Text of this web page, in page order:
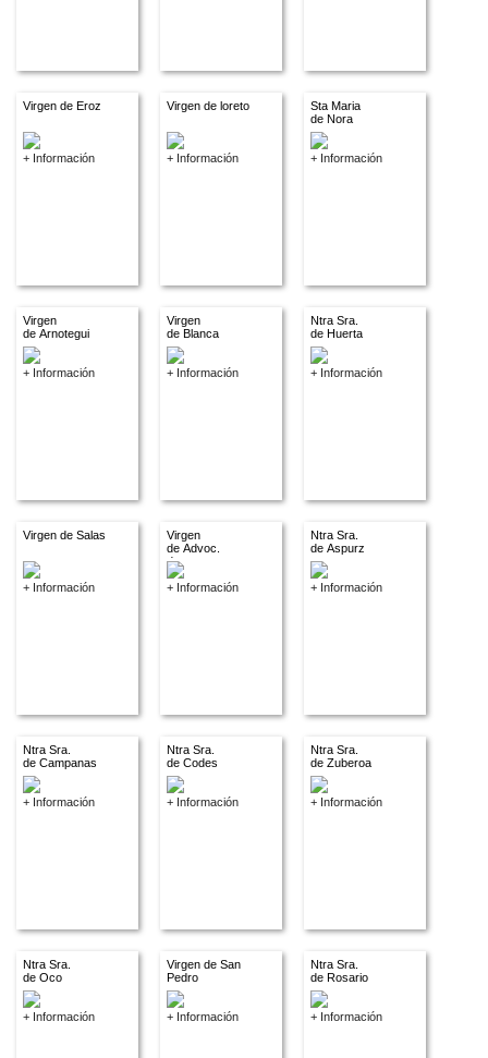
Virgen de Eroz
+ Información
Virgen de loreto
+ Información
Sta Maria
de Nora
+ Información
Virgen
de Arnotegui
+ Información
Virgen
de Blanca
+ Información
Ntra Sra.
de Huerta
+ Información
Virgen de Salas
+ Información
Virgen
de Advoc.
descon.
+ Información
Ntra Sra.
de Aspurz
+ Información
Ntra Sra.
de Campanas
+ Información
Ntra Sra.
de Codes
+ Información
Ntra Sra.
de Zuberoa
+ Información
Ntra Sra.
de Oco
+ Información
Virgen de San
Pedro
+ Información
Ntra Sra.
de Rosario
+ Información